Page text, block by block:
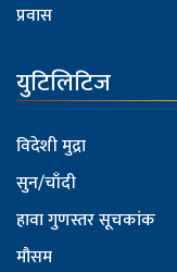
प्रवास
युटिलिटिज
विदेशी मुद्रा
सुन/चाँदी
हावा गुणस्तर सूचकांक
मौसम